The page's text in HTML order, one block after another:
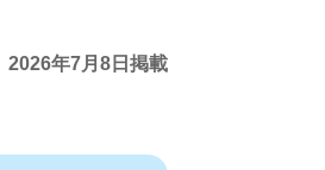
2026年7月8日掲載